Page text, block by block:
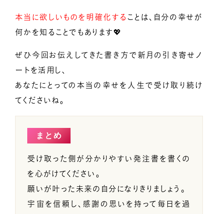
本当に欲しいものを明確化する ことは、自分の幸せが
何かを知ることでもあります💖
ぜひ今回お伝えしてきた書き方で新月の引き寄せノ
ートを活用し、
あなたにとっての本当の幸せを人生で受け取り続け
てくださいね。
まとめ
受け取った側が分かりやすい発注書を書くの
を心がけてください。
願いが叶った未来の自分になりきりましょう。
宇宙を信頼し、感謝の思いを持って毎日を過